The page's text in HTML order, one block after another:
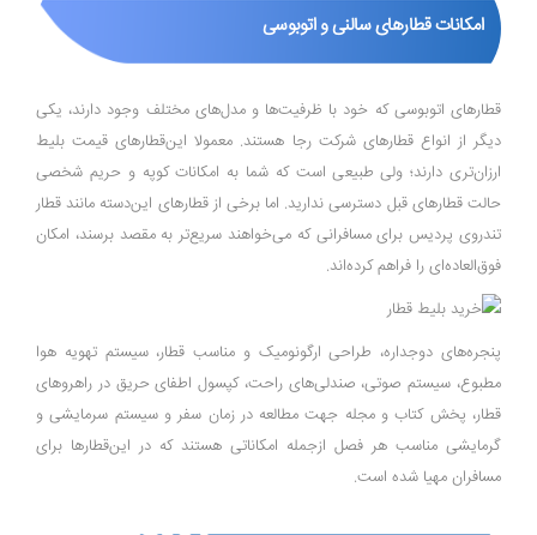
امکانات قطار‌های سالنی و اتوبوسی
قطار‌های اتوبوسی که خود با ظرفیت‌ها و مدل‌های مختلف وجود دارند، یکی
دیگر از انواع قطار‌های شرکت رجا هستند. معمولا این‌قطار‌های قیمت بلیط
ارزان‌تری دارند؛ ولی طبیعی است که شما به امکانات کوپه و حریم شخصی
حالت قطار‌های قبل دسترسی ندارید. اما برخی از قطار‌های این‌دسته مانند قطار
تندروی پردیس برای مسافرانی که می‌خواهند سریع‌تر به مقصد برسند، امکان
فوق‌العاده‌ای را فراهم کرده‌اند.
پنجره‌های دوجداره، طراحی ارگونومیک و مناسب قطار، سیستم تهویه هوا
مطبوع، سیستم صوتی، صندلی‌های راحت، کپسول اطفای حریق در راهروهای
قطار، پخش کتاب و مجله جهت مطالعه در زمان سفر و سیستم سرمایشی و
گرمایشی مناسب هر فصل ازجمله امکاناتی هستند که در این‌قطار‌ها برای
مسافران مهیا شده است.